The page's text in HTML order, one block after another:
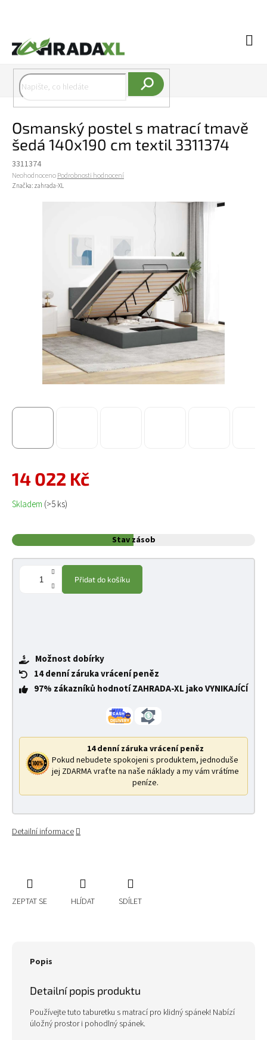
Osmanský postel s matrací tmavě
šedá 140x190 cm textil 3311374
3311374
Průměrné hodnocení produktu je 0,0 z 5 hvězdiček.
NeohodnocenoPodrobnosti hodnocení
Značka: zahrada-XL
14 022 Kč
Měrná cena:
Skladem (>5 ks)
Stav zásob
Přidat do košíku
Možnost dobírky
14 denní záruka vrácení peněz
97% zákazníků hodnotí ZAHRADA-XL jako VYNIKAJÍCÍ
14 denní záruka vrácení peněz
Pokud nebudete spokojeni s produktem, jednoduše
jej ZDARMA vraťte na naše náklady a my vám vrátíme
peníze.
Detailní informace
ZEPTAT SE HLÍDAT SDÍLET
Popis
Detailní popis produktu
Používejte tuto taburetku s matrací pro klidný spánek! Nabízí
úložný prostor i pohodlný spánek.